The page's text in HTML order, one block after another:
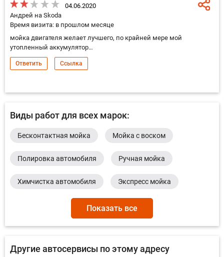
04.06.2020
Андрей на Skoda
Время визита: в прошлом месяце
мойка двигателя желает лучшего, по крайней мере мой
утопленный аккумулятор…
Ответить Ссылка
Виды работ для всех марок:
Бесконтактная мойка Мойка с воском
Полировка автомобиля Ручная мойка
Химчистка автомобиля Экспресс мойка
Показать все
Другие автосервисы по этому адресу